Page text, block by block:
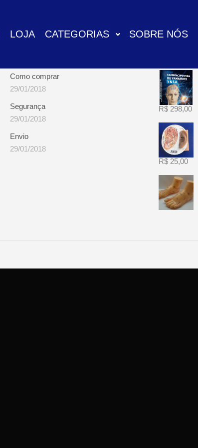
LOJA CATEGORIAS SOBRE NÓS
Como comprar
29/01/2018
Segurança
29/01/2018
Envio
29/01/2018
R$ 298,00
R$ 25,00